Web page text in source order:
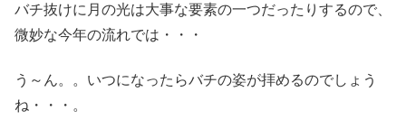
バチ抜けに月の光は大事な要素の一つだったりするので、
微妙な今年の流れでは・・・
う～ん。。いつになったらバチの姿が拝めるのでしょう
ね・・・。